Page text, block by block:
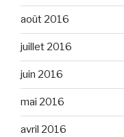
août 2016
juillet 2016
juin 2016
mai 2016
avril 2016